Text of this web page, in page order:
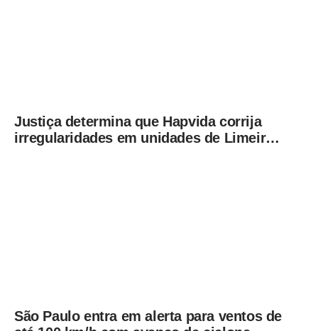
Justiça determina que Hapvida corrija
irregularidades em unidades de Limeira
São Paulo entra em alerta para ventos de